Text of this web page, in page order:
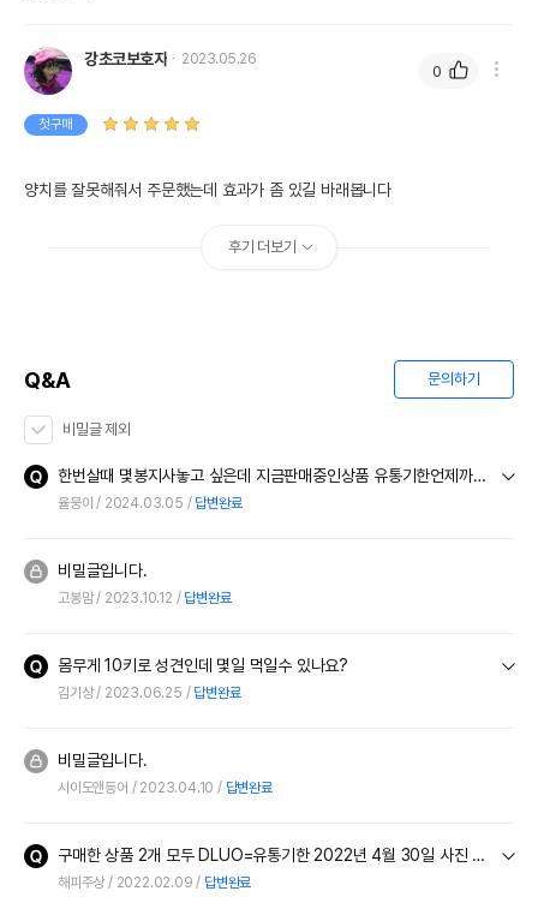
강초코보호자 2023.05.26
첫구매
양치를 잘못해줘서 주문했는데 효과가 좀 있길 바래봅니다
0
후기 더보기
Q&A 문의하기
비밀글 제외
한번살때 몇봉지사놓고 싶은데 지금판매중인상품 유통기한언제까지인가요?
율뭉이 2024.03.05 답변완료
비밀글입니다.
고봉맘 2023.10.12 답변완료
몸무게 10키로 성견인데 몇일 먹일수 있나요?
김기상 2023.06.25 답변완료
비밀글입니다.
시이도앤등어 2023.04.10 답변완료
구매한 상품 2개 모두 DLUO=유통기한 2022년 4월 30일 사진 찍어서 첨부합니다 기존 구강제품 거의 다 급여해서 그리고 본상품 구입한거라 그래도 어느정도는 유통기한이 있어야
해피주상 2022.02.09 답변완료